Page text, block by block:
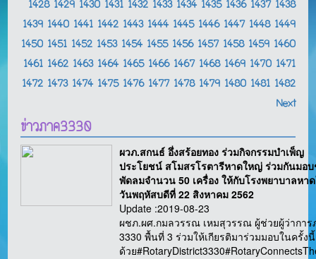
1428 1429 1430 1431 1432 1433 1434 1435 1436 1437 1438
1439 1440 1441 1442 1443 1444 1445 1446 1447 1448 1449
1450 1451 1452 1453 1454 1455 1456 1457 1458 1459 1460
1461 1462 1463 1464 1465 1466 1467 1468 1469 1470 1471
1472 1473 1474 1475 1476 1477 1478 1479 1480 1481 1482
Next
ข่าวภาค3330
ผวภ.สกนธ์ อึ่งสร้อยทอง ร่วมกิจกรรมบำเพ็ญ
ประโยชน์ สโมสรโรตารีหาดใหญ่ ร่วมกันมอ
พัดลมจำนวน 50 เครื่อง ให้กับโรงพยาบาลหา
วันพฤหัสบดีที่ 22 สิงหาคม 2562
Update :2019-08-23
ผชภ.ผศ.กมลวรรณ เหมสุวรรณ ผู้ช่วยผู้ว่าการ
3330 พื้นที่ 3 ร่วมให้เกียรติมาร่วมมอบในครั้งนี้
ด้วย